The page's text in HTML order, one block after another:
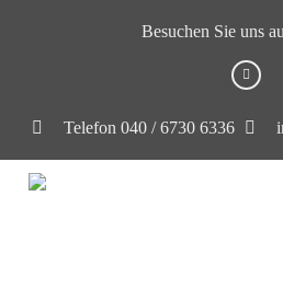
Besuchen Sie uns
Telefon 040 / 6730 6336